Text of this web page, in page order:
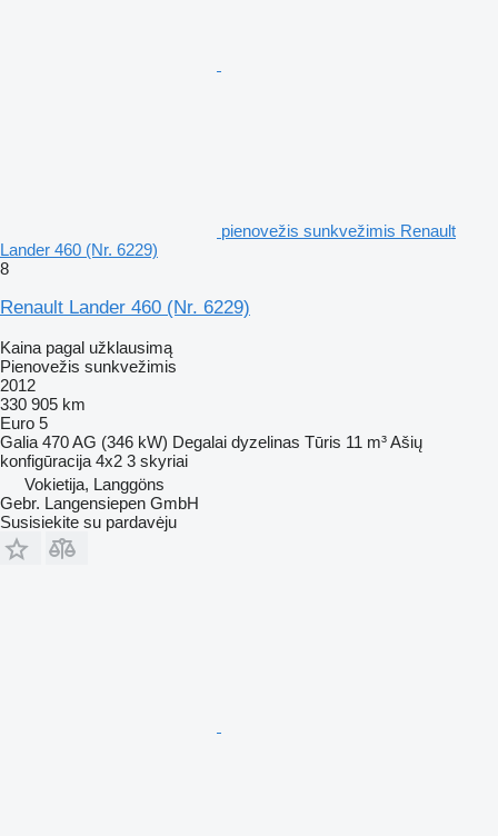
pienovežis sunkvežimis Renault
Lander 460 (Nr. 6229)
8
Renault Lander 460 (Nr. 6229)
Kaina pagal užklausimą
Pienovežis sunkvežimis
2012
330 905 km
Euro 5
Galia 470 AG (346 kW) Degalai dyzelinas Tūris 11 m³Ašių
konfigūracija 4x2 3 skyriai
Vokietija, Langgöns
Gebr. Langensiepen GmbH
Susisiekite su pardavėju